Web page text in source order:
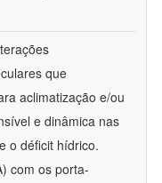
que
aclimatização e/ou
e dinâmica nas
o déficit hídrico.
com os porta-